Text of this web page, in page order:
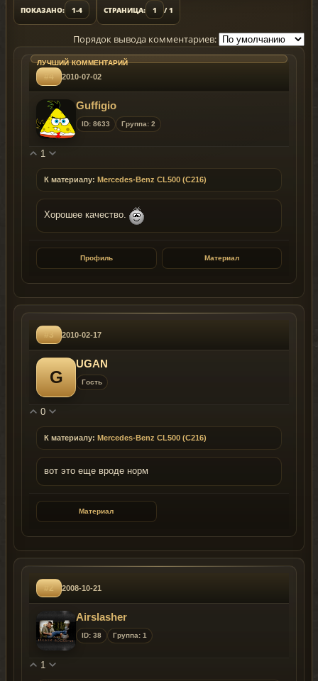
ПОКАЗАНО: 1-4 СТРАНИЦА: 1 / 1
Порядок вывода комментариев:
#4 2010-07-02
Guffigio
ID: 8633 Группа: 2
1
К материалу: Mercedes-Benz CL500 (C216)
Хорошее качество.
Профиль Материал
#3 2010-02-17
G
UGAN
Гость
0
К материалу: Mercedes-Benz CL500 (C216)
вот это еще вроде норм
Материал
#2 2008-10-21
Airslasher
ID: 38 Группа: 1
1